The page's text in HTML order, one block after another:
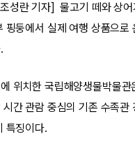
성란 기자] 물고기 떼와 상
핑둥에서 실제 여행 상품으로
위치한 국립해양생물박물관
간 관람 중심의 기존 수족
특징이다.